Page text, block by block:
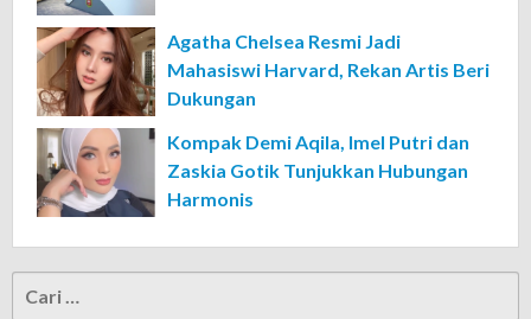
Agatha Chelsea Resmi Jadi
Mahasiswi Harvard, Rekan Artis Beri
Dukungan
Kompak Demi Aqila, Imel Putri dan
Zaskia Gotik Tunjukkan Hubungan
Harmonis